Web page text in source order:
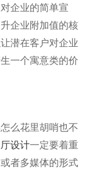
企业的简单宣
企业附加值的核
潜在客户对企业
一个寓意类的价
么花里胡哨也不
设计一定要着重
者多媒体的形式